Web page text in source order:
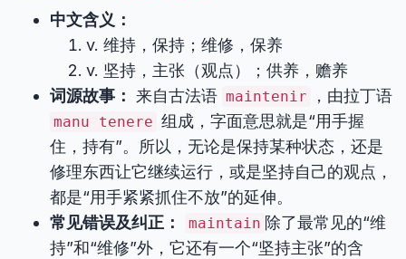
中文含义：
v. 维持，保持；维修，保养
v. 坚持，主张（观点）；供养，赡养
词源故事： 来自古法语 maintenir ，由拉丁语
manu tenere 组成，字面意思就是“用手握
住，持有”。所以，无论是保持某种状态，还是
修理东西让它继续运行，或是坚持自己的观点，
都是“用手紧紧抓住不放”的延伸。
常见错误及纠正：
maintain 除了最常见的“维
持”和“维修”外，它还有一个“坚持主张”的含